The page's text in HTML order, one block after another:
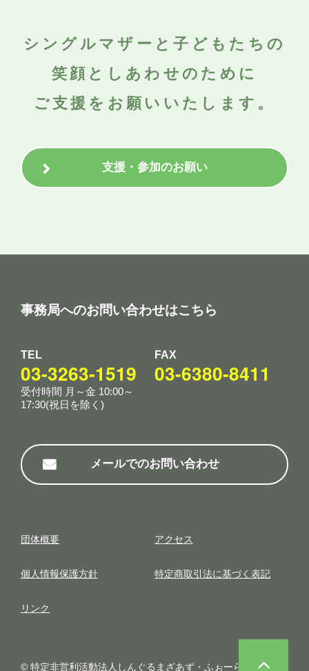
シングルマザーと子どもたちの
笑顔としあわせのために
ご支援をお願いいたします。
支援・参加のお願い
事務局へのお問い合わせはこちら
TEL
03-3263-1519
受付時間 月～金 10:00～
17:30(祝日を除く)
FAX
03-6380-8411
メールでのお問い合わせ
団体概要 アクセス
個⼈情報保護⽅針 特定商取引法に基づく表記
リンク
© 特定非営利活動法人しんぐるまざあず・ふぉーらむ